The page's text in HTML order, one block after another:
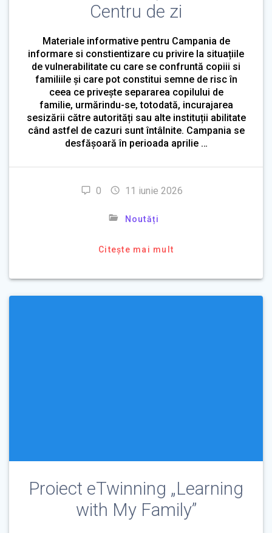
Centru de zi
Materiale informative pentru Campania de
informare si constientizare cu privire la situațiile
de vulnerabilitate cu care se confruntă copiii si
familiile și care pot constitui semne de risc în
ceea ce privește separarea copilului de
familie, urmărindu-se, totodată, incurajarea
sesizării către autorități sau alte instituții abilitate
când astfel de cazuri sunt întâlnite. Campania se
desfășoară în perioada aprilie …
0 11 iunie 2026
Noutăți
Citește mai mult
Proiect eTwinning „Learning
with My Family”